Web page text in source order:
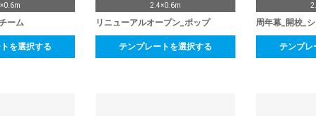
ーム
を選択する
2.4×0.6m
リニューアルオープン_ポップ
テンプレートを選択する
周年幕_開校_
テンプレ